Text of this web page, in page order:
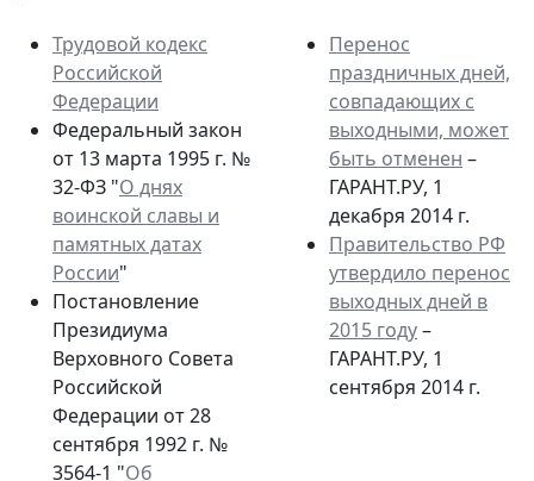
Трудовой кодекс
Российской
Федерации
Федеральный закон
от 13 марта 1995 г. №
32-ФЗ "О днях
воинской славы и
памятных датах
России"
Постановление
Президиума
Верховного Совета
Российской
Федерации от 28
сентября 1992 г. №
3564-1 "Об
Перенос
праздничных дней,
совпадающих с
выходными, может
быть отменен –
ГАРАНТ.РУ, 1
декабря 2014 г.
Правительство РФ
утвердило перенос
выходных дней в
2015 году–
ГАРАНТ.РУ, 1
сентября 2014 г.